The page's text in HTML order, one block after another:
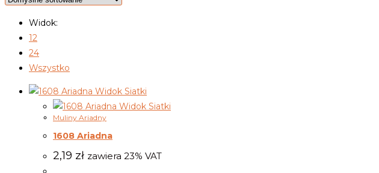
Widok:
12
24
Wszystko
Widok Siatki
Widok Siatki
Muliny Ariadny
1608 Ariadna
2,19 zł zawiera 23% VAT